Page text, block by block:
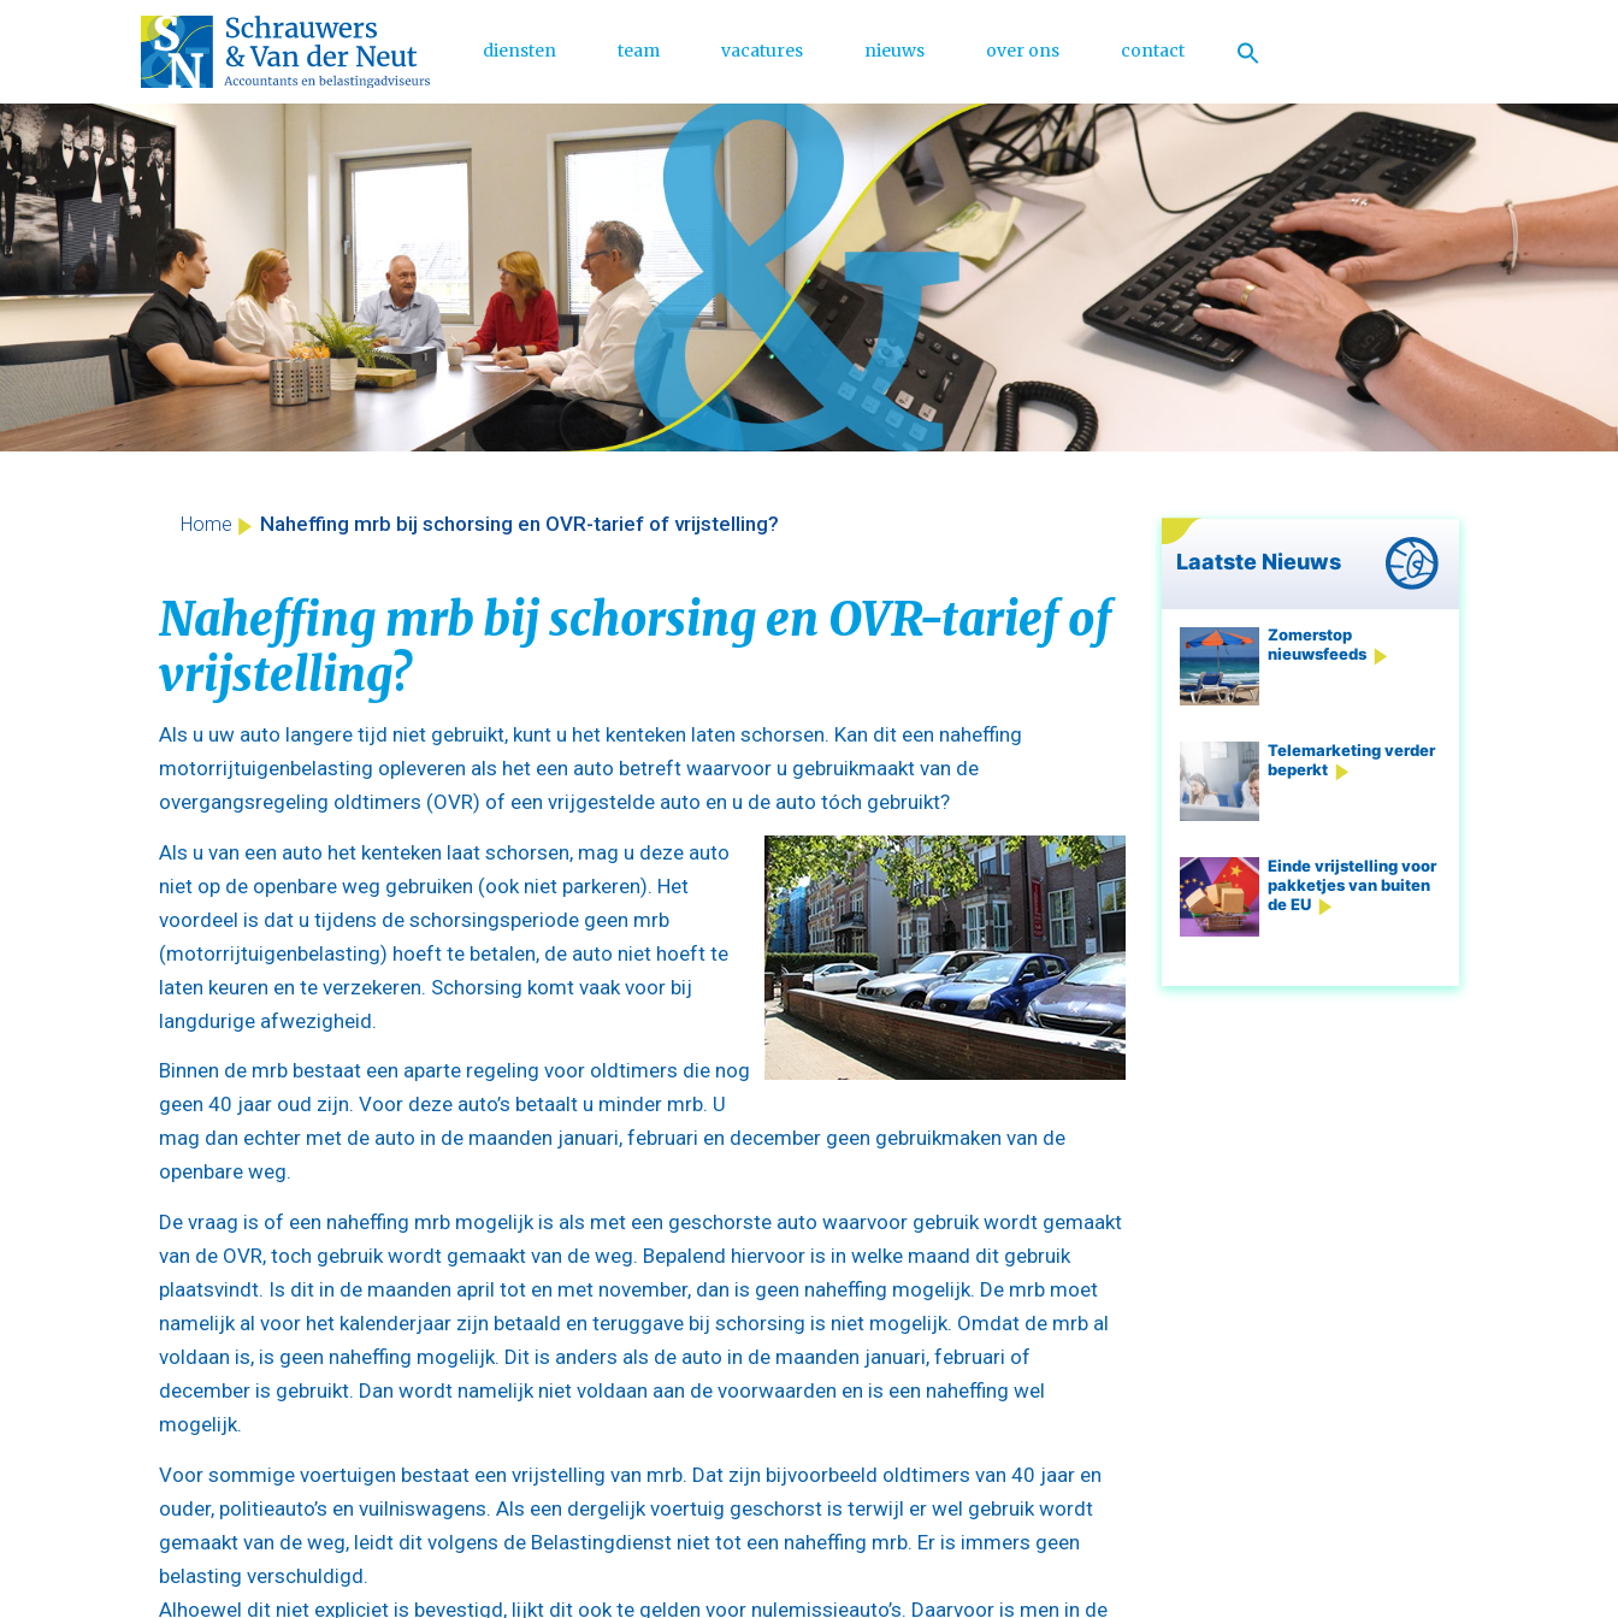
Skip
to
content
Main Menu
diensten team vacatures nieuws over ons contact
Home Naheffing mrb bij schorsing en OVR-tarief of vrijstelling?
Naheffing mrb bij schorsing en OVR-tarief of
vrijstelling?
Als u uw auto langere tijd niet gebruikt, kunt u het kenteken laten schorsen. Kan dit een naheffing
motorrijtuigenbelasting opleveren als het een auto betreft waarvoor u gebruikmaakt van de
overgangsregeling oldtimers (OVR) of een vrijgestelde auto en u de auto tóch gebruikt?
Als u van een auto het kenteken laat schorsen, mag u deze auto
niet op de openbare weg gebruiken (ook niet parkeren). Het
voordeel is dat u tijdens de schorsingsperiode geen mrb
(motorrijtuigenbelasting) hoeft te betalen, de auto niet hoeft te
laten keuren en te verzekeren. Schorsing komt vaak voor bij
langdurige afwezigheid.
Binnen de mrb bestaat een aparte regeling voor oldtimers die nog
geen 40 jaar oud zijn. Voor deze auto’s betaalt u minder mrb. U
mag dan echter met de auto in de maanden januari, februari en december geen gebruikmaken van de
openbare weg.
De vraag is of een naheffing mrb mogelijk is als met een geschorste auto waarvoor gebruik wordt gemaakt
van de OVR, toch gebruik wordt gemaakt van de weg. Bepalend hiervoor is in welke maand dit gebruik
plaatsvindt. Is dit in de maanden april tot en met november, dan is geen naheffing mogelijk. De mrb moet
namelijk al voor het kalenderjaar zijn betaald en teruggave bij schorsing is niet mogelijk. Omdat de mrb al
voldaan is, is geen naheffing mogelijk. Dit is anders als de auto in de maanden januari, februari of
december is gebruikt. Dan wordt namelijk niet voldaan aan de voorwaarden en is een naheffing wel
mogelijk.
Voor sommige voertuigen bestaat een vrijstelling van mrb. Dat zijn bijvoorbeeld oldtimers van 40 jaar en
ouder, politieauto’s en vuilniswagens. Als een dergelijk voertuig geschorst is terwijl er wel gebruik wordt
gemaakt van de weg, leidt dit volgens de Belastingdienst niet tot een naheffing mrb. Er is immers geen
belasting verschuldigd.
Alhoewel dit niet expliciet is bevestigd, lijkt dit ook te gelden voor nulemissieauto’s. Daarvoor is men in de
Laatste Nieuws
Zomerstop
nieuwsfeeds
Telemarketing verder
beperkt
Einde vrijstelling voor
pakketjes van buiten
de EU